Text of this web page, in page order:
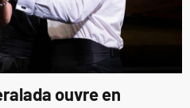
ouvre en